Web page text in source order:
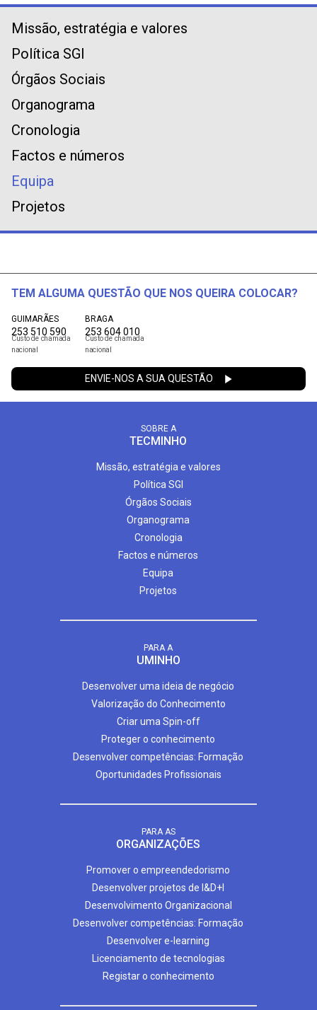
Missão, estratégia e valores
Política SGI
Órgãos Sociais
Organograma
Cronologia
Factos e números
Equipa
Projetos
TEM ALGUMA QUESTÃO QUE NOS QUEIRA COLOCAR?
GUIMARÃES
253 510 590
Custo de chamada
nacional
BRAGA
253 604 010
Custo de chamada
nacional
ENVIE-NOS A SUA QUESTÃO
SOBRE A
TECMINHO
Missão, estratégia e valores
Política SGI
Órgãos Sociais
Organograma
Cronologia
Factos e números
Equipa
Projetos
PARA A
UMINHO
Desenvolver uma ideia de negócio
Valorização do Conhecimento
Criar uma Spin-off
Proteger o conhecimento
Desenvolver competências: Formação
Oportunidades Profissionais
PARA AS
ORGANIZAÇÕES
Promover o empreendedorismo
Desenvolver projetos de I&D+I
Desenvolvimento Organizacional
Desenvolver competências: Formação
Desenvolver e-learning
Licenciamento de tecnologias
Registar o conhecimento